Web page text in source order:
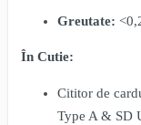
Greutate:
În Cutie:
Cititor de
Type A & SD